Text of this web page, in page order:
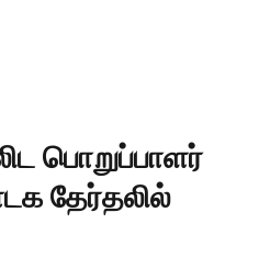
பொறுப்பாளர்
தேர்தலில்